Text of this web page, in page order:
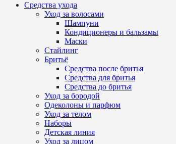
Средства ухода
Уход за волосами
Шампуни
Кондиционеры и бальзамы
Маски
Стайлинг
Бритьё
Средства после бритья
Средства для бритья
Средства до бритья
Уход за бородой
Одеколоны и парфюм
Уход за телом
Наборы
Детская линия
Уход за лицом